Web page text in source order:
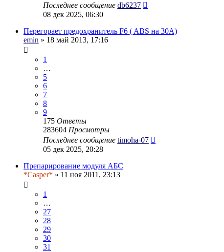
Последнее сообщение db6237
08 дек 2025, 06:30
Перегорает предохранитель F6 ( ABS на 30А)
emin » 18 май 2013, 17:16
1
…
5
6
7
8
9
175 Ответы
283604 Просмотры
Последнее сообщение timoha-07
05 дек 2025, 20:28
Препарирование модуля АБС
*Casper* » 11 ноя 2011, 23:13
1
…
27
28
29
30
31